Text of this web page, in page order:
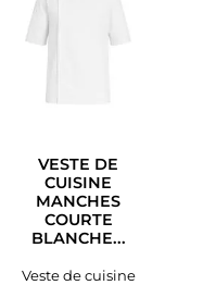
VESTE DE
CUISINE
MANCHES
COURTE
BLANCHE...
Veste de cuisine